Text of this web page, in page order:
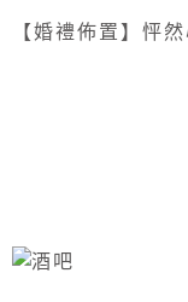
【婚禮佈置】怦